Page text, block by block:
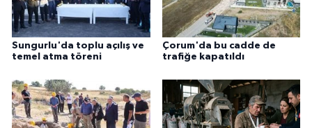
Sungurlu'da toplu açılış ve
temel atma töreni
Çorum'da bu cadde de
trafiğe kapatıldı